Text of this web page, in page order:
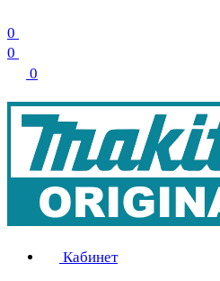
0
0
0
Кабинет